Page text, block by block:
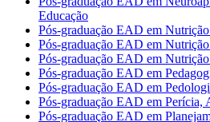
Educação
Pós-graduação EAD em
Pós-graduação EAD em
Pós-graduação EAD em
Pós-graduação EAD em
Pós-graduação EAD em
Pós-graduação EAD em Perícia,
Pós-graduação EAD em